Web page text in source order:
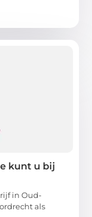
kunt u bij
in Oud-
als